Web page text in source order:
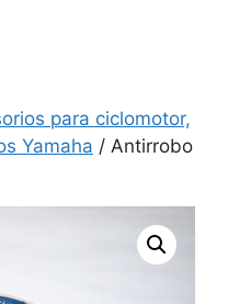
para ciclomotor,
Yamaha / Antirrobo